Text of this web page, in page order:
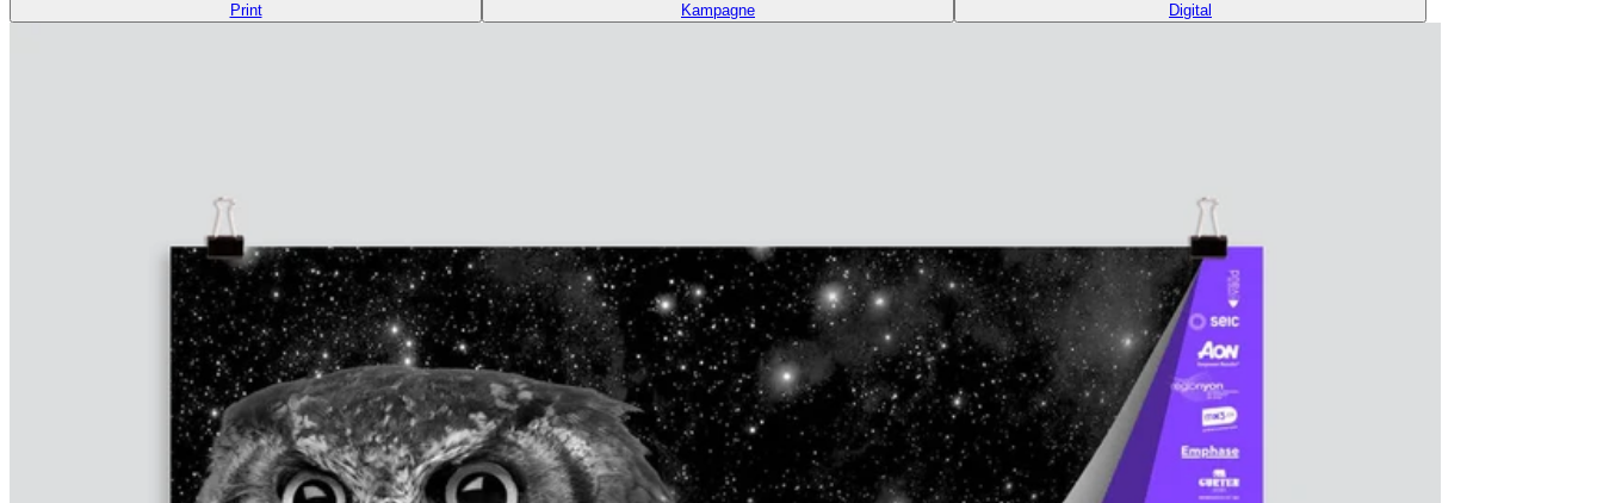
Print Kampagne Digital